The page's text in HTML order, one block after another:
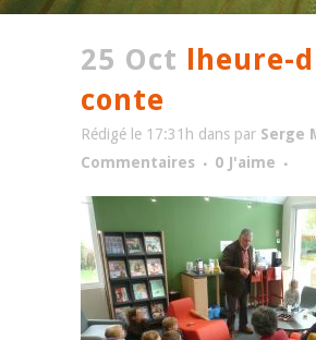
25 Oct lheure-
conte
Rédigé le 17:31h dans par Serge
Commentaires
0 J'aime